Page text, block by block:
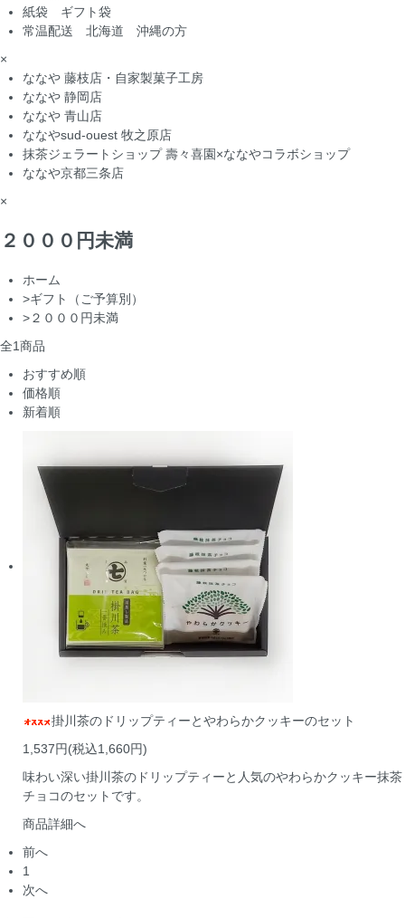
紙袋 ギフト袋
常温配送 北海道 沖縄の方
×
ななや 藤枝店・自家製菓子工房
ななや 静岡店
ななや 青山店
ななやsud-ouest 牧之原店
抹茶ジェラートショップ 壽々喜園×ななやコラボショップ
ななや京都三条店
×
２０００円未満
ホーム
>ギフト（ご予算別）
>２０００円未満
全1商品
おすすめ順
価格順
新着順
掛川茶のドリップティーとやわらかクッキーのセット
1,537円(税込1,660円)
味わい深い掛川茶のドリップティーと人気のやわらかクッキー抹茶
チョコのセットです。
商品詳細へ
前へ
1
次へ